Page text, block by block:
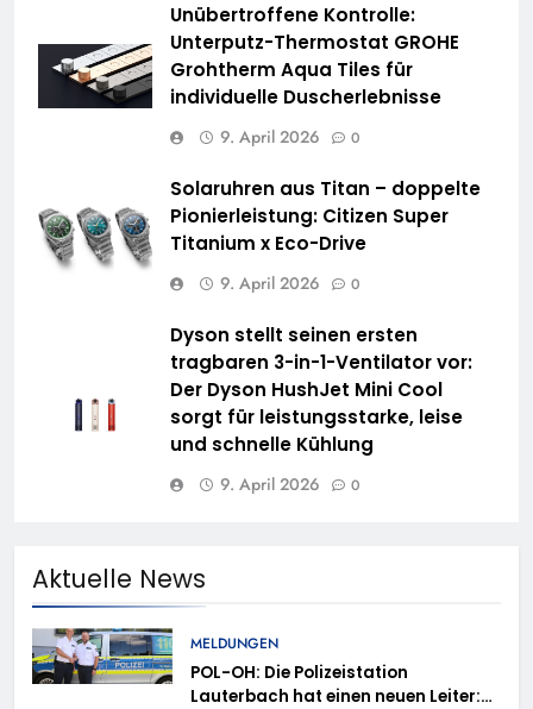
Unübertroffene Kontrolle:
Unterputz-Thermostat GROHE
Grohtherm Aqua Tiles für
individuelle Duscherlebnisse
9. April 2026 0
Solaruhren aus Titan – doppelte
Pionierleistung: Citizen Super
Titanium x Eco-Drive
9. April 2026 0
Dyson stellt seinen ersten
tragbaren 3-in-1-Ventilator vor:
Der Dyson HushJet Mini Cool
sorgt für leistungsstarke, leise
und schnelle Kühlung
9. April 2026 0
Aktuelle News
MELDUNGEN
POL-OH: Die Polizeistation
Lauterbach hat einen neuen Leiter: